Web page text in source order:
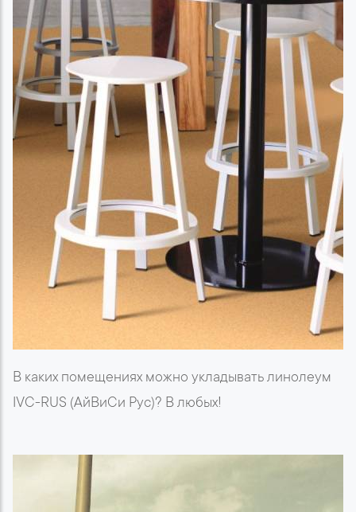
В каких помещениях можно укладывать линолеум
IVC-RUS (АйВиСи Рус)? В любых!